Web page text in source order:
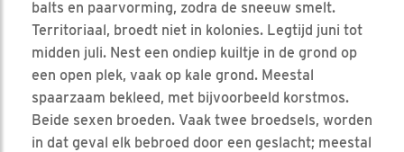
balts en paarvorming, zodra de sneeuw smelt.
Territoriaal, broedt niet in kolonies. Legtijd juni tot
midden juli. Nest een ondiep kuiltje in de grond op
een open plek, vaak op kale grond. Meestal
spaarzaam bekleed, met bijvoorbeeld korstmos.
Beide sexen broeden. Vaak twee broedsels, worden
in dat geval elk bebroed door een geslacht; meestal